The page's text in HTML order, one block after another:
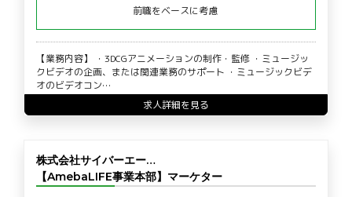
前職をベースに考慮
【業務内容】 ・3DCGアニメーションの制作・監修 ・ミュージッ
クビデオの企画、または関連業務のサポート ・ミュージックビデ
オのビデオコン…
求人詳細を見る
株式会社サイバーエー…
【AmebaLIFE事業本部】マーケター